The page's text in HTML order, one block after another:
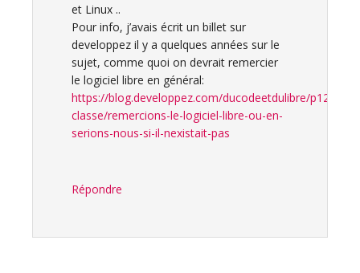
et Linux ..
Pour info, j’avais écrit un billet sur
developpez il y a quelques années sur le
sujet, comme quoi on devrait remercier
le logiciel libre en général:
https://blog.developpez.com/ducodeetdulibre/p12163/
classe/remercions-le-logiciel-libre-ou-en-
serions-nous-si-il-nexistait-pas
Répondre